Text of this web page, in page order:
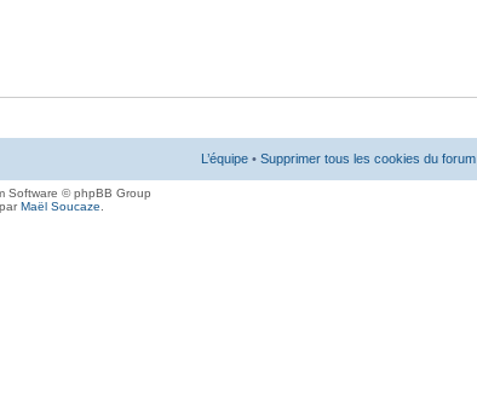
L’équipe • Supprimer tous les cookies du forum
Software © phpBB Group
Maël Soucaze